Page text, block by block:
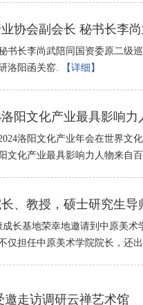
协会副会长 秘书长李
书长李尚武陪同国资委原二级
洛阳函关窑.
【详细】
阳文化产业最具影响力
洛阳文化产业年会在世界文
文化产业最具影响力人物来自
、教授，硕士研究生导
长基地荣幸地邀请到中原美术
仅担任中原美术学院院长，还
走访调研云禅艺术馆